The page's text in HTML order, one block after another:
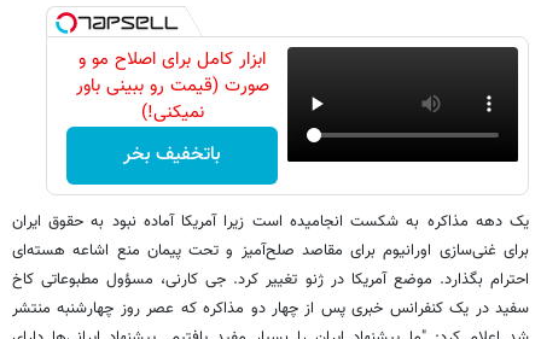
ابزار کامل برای اصلاح مو و
صورت (قیمت رو ببینی باور
نمیکنی!)
باتخفیف بخر
یک دهه مذاکره به شکست انجامیده است زیرا آمریکا آماده نبود به حقوق ایران
برای غنی‌سازی اورانیوم برای مقاصد صلح‌آمیز و تحت پیمان منع اشاعه هسته‌ای
احترام بگذارد. موضع آمریکا در ژنو تغییر کرد. جی کارنی، مسؤول مطبوعاتی کاخ
سفید در یک کنفرانس خبری پس از چهار دو مذاکره که عصر روز چهارشنبه منتشر